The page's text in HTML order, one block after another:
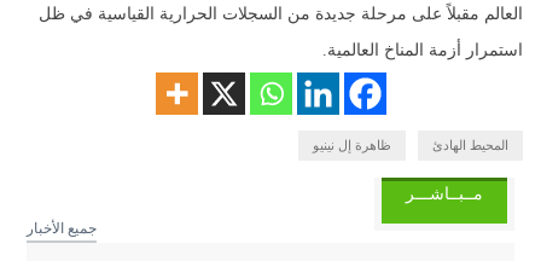
العالم مقبلاً على مرحلة جديدة من السجلات الحرارية القياسية في ظل
استمرار أزمة المناخ العالمية.
المحيط الهادئ ظاهرة إل نينيو
مــبــاشـــر
جميع الأخبار